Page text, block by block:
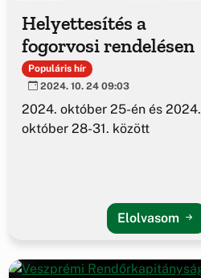
Helyettesítés a
fogorvosi rendelésen
Populáris hír
2024. 10. 24 09:03
2024. október 25-én és 2024.
október 28-31. között
Elolvasom